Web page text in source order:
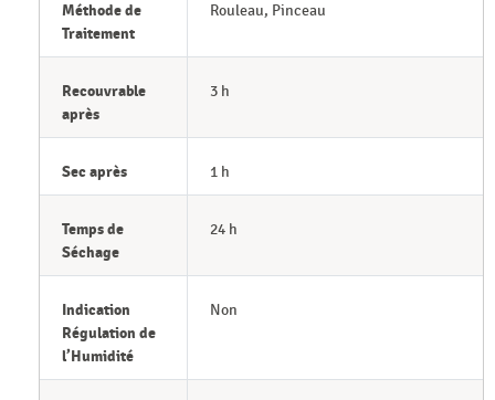
Méthode de
Traitement
Rouleau, Pinceau
Recouvrable
après
3 h
Sec après 1 h
Temps de
Séchage
24 h
Indication
Régulation de
l’Humidité
Non